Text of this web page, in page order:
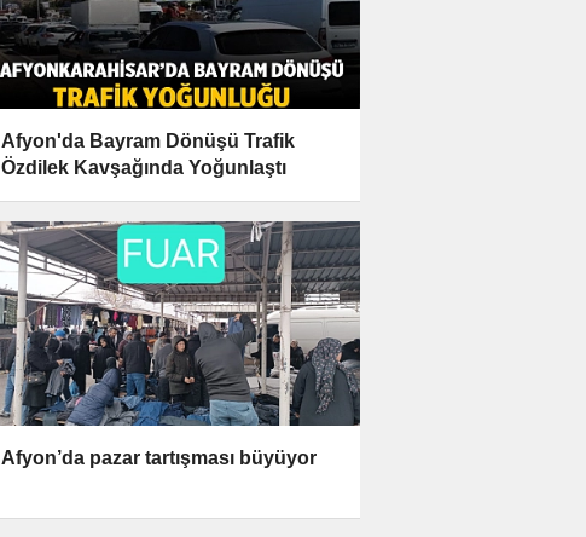
Afyon'da Bayram Dönüşü Trafik
Özdilek Kavşağında Yoğunlaştı
Afyon’da pazar tartışması büyüyor